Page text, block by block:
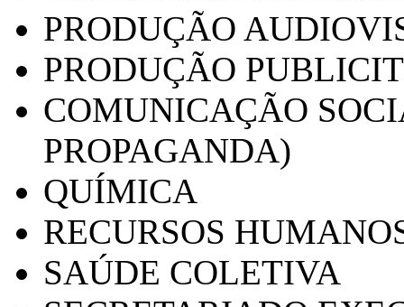
PRODUÇÃO
PRODUÇÃO
COMUNICAÇÃO
PROPAGANDA)
QUÍMICA
RECURSOS
SAÚDE COLETIVA